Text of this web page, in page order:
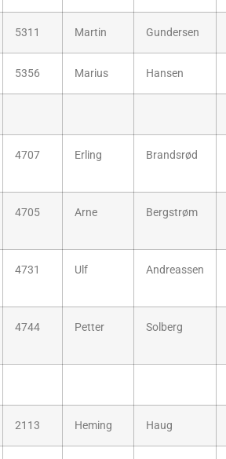
5311 Martin Gundersen
5356 Marius Hansen
4707 Erling Brandsrød
4705 Arne Bergstrøm
4731 Ulf Andreassen
4744 Petter Solberg
2113 Heming Haug